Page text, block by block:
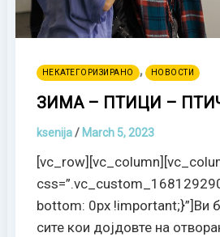
НЕКАТЕГОРИЗИРАНО , НОВОСТИ
ЗИМА – ПТИЦИ –
ksenija/ March 5, 2023
bottom: 0px !important;}”]Ви
сите кои дојдовте на